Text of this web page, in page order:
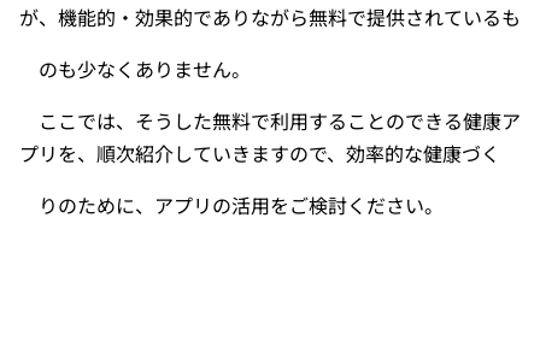
が、機能的・効果的でありながら無料で提供されているも
のも少なくありません。
ここでは、そうした無料で利用することのできる健康ア
プリを、順次紹介していきますので、効率的な健康づく
りのために、アプリの活用をご検討ください。